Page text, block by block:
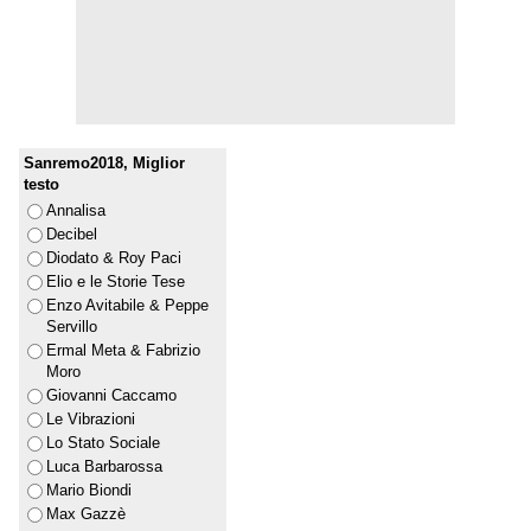
Sanremo2018, Miglior
testo
Annalisa
Decibel
Diodato & Roy Paci
Elio e le Storie Tese
Enzo Avitabile & Peppe
Servillo
Ermal Meta & Fabrizio
Moro
Giovanni Caccamo
Le Vibrazioni
Lo Stato Sociale
Luca Barbarossa
Mario Biondi
Max Gazzè